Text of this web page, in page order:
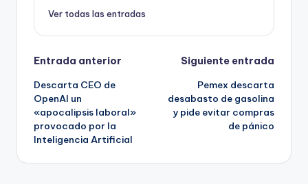
Ver todas las entradas
Navegación
de
entradas
Entrada anterior
Descarta CEO de
OpenAI un
«apocalipsis laboral»
provocado por la
Inteligencia Artificial
Siguiente entrada
Pemex descarta
desabasto de gasolina
y pide evitar compras
de pánico